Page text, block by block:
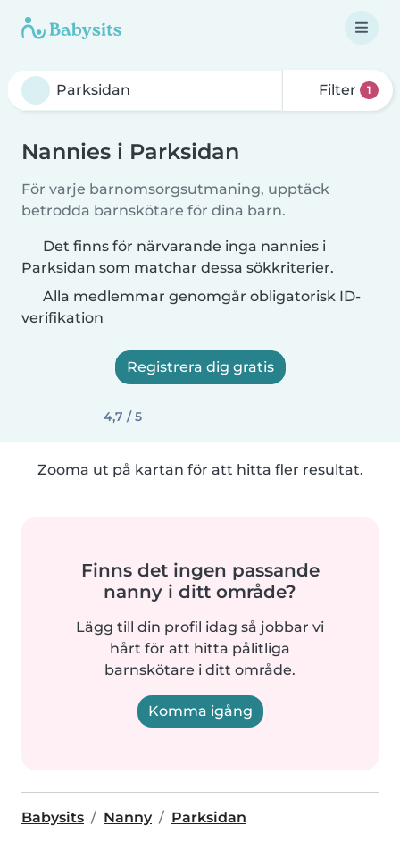
Filter 1
Nannies i Parksidan
För varje barnomsorgsutmaning, upptäck
betrodda barnskötare för dina barn.
Det finns för närvarande inga nannies i
Parksidan som matchar dessa sökkriterier.
Alla medlemmar genomgår obligatorisk ID-
verifikation
Registrera dig gratis
4,7 / 5
Zooma ut på kartan för att hitta fler resultat.
Finns det ingen passande
nanny i ditt område?
Lägg till din profil idag så jobbar vi
hårt för att hitta pålitliga
barnskötare i ditt område.
Komma igång
Babysits Nanny Parksidan